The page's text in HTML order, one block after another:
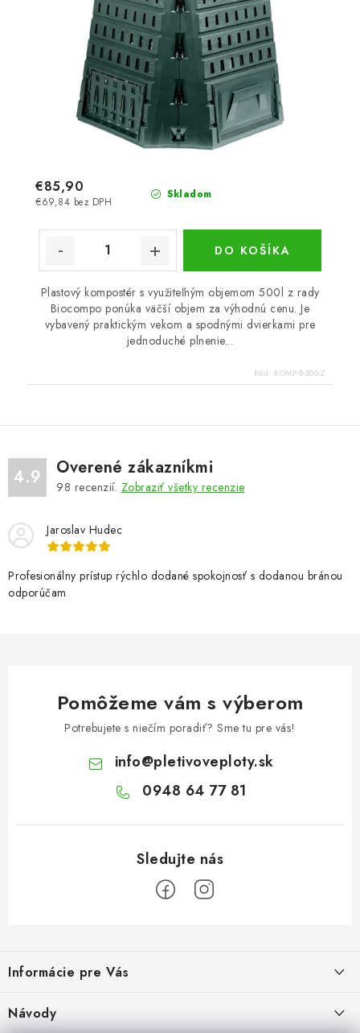
Skladom
€69,84 bez DPH
€85,90
DO KOŠÍKA
Plastový kompostér s využiteľným objemom 500l z rady
Biocompo ponúka väčší objem za výhodnú cenu. Je
vybavený praktickým vekom a spodnými dvierkami pre
jednoduché plnenie...
Kód: KOMP-B-500-Z
4.9 Overené zákazníkmi
98 recenzií. Zobraziť všetky recenzie
Jaroslav Hudec
Profesionálny prístup rýchlo dodané spokojnosť s dodanou bránou
odporúčam
Pomôžeme vám s výberom
Potrebujete s niečím poradiť? Sme tu pre vás!
info@pletivoveploty.sk
0948 64 77 81
p
ä
t
Informácie pre Vás
Recenzie na Heureke
Návody